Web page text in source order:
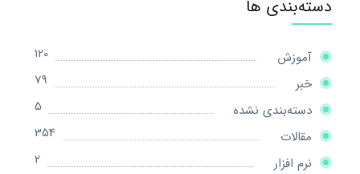
دسته‌بندی ها
آموزش
120
خبر
79
دسته‌بندی نشده
5
مقالات
354
نرم افزار
2